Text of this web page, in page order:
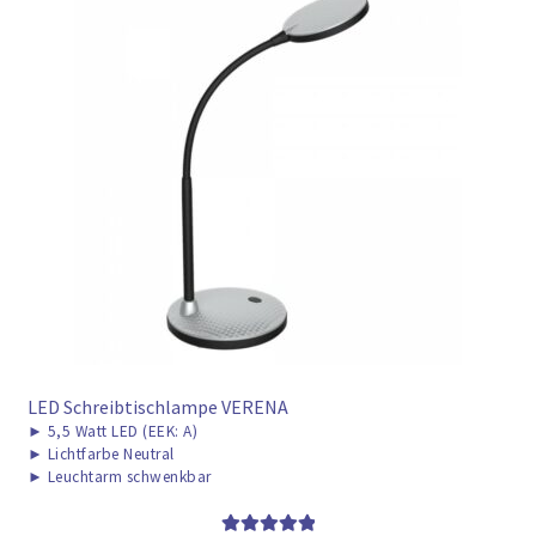
LED Schreibtischlampe VERENA
► 5,5 Watt LED (EEK: A)
► Lichtfarbe Neutral
► Leuchtarm schwenkbar